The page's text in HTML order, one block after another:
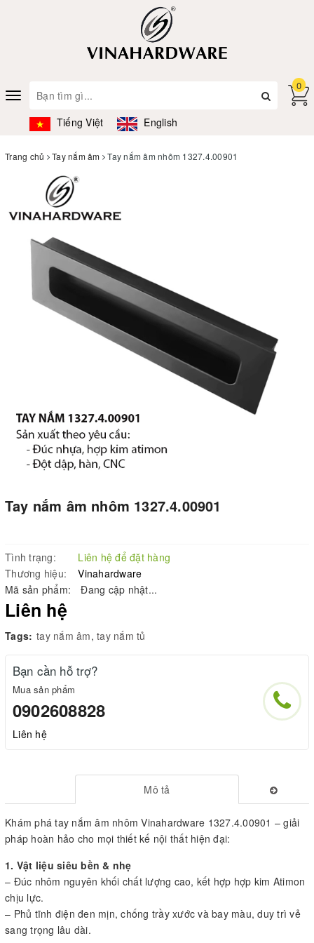
Toggle
navigation
Tiếng Việt English
0
Trang chủ Tay nắm âm Tay nắm âm nhôm 1327.4.00901
Tay nắm âm nhôm 1327.4.00901
Tình trạng:
Liên hệ để đặt hàng
Thương hiệu:
Vinahardware
Mã sản phẩm:
Đang cập nhật...
Liên hệ
Tags: tay nắm âm, tay nắm tủ
Bạn cần hỗ trợ?
Mua sản phẩm
0902608828
Liên hệ
Mô tả
Khám phá tay nắm âm nhôm Vinahardware 1327.4.00901 – giải
pháp hoàn hảo cho mọi thiết kế nội thất hiện đại:
1. Vật liệu siêu bền & nhẹ
– Đúc nhôm nguyên khối chất lượng cao, kết hợp hợp kim Atimon
chịu lực.
– Phủ tĩnh điện đen mịn, chống trầy xước và bay màu, duy trì vẻ
sang trọng lâu dài.